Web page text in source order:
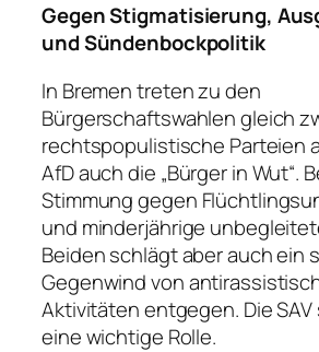
Gegen Stigmatisierung,
und Sündenbockpolitik
In Bremen treten zu den
Bürgerschaftswahlen gleich
rechtspopulistische Parteien
AfD auch die „Bürger in Wut“.
Stimmung gegen
und minderjährige
Beiden schlägt aber auch ein
Gegenwind von
Aktivitäten entgegen. Die
eine wichtige Rolle.